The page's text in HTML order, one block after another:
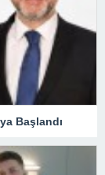
Başlandı